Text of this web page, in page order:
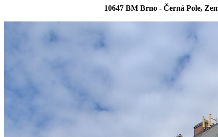
10647 BM Brno - Černá Pole,